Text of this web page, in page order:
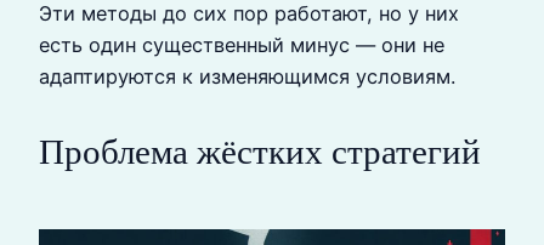
Эти методы до сих пор работают, но у них
есть один существенный минус — они не
адаптируются к изменяющимся условиям.
Проблема жёстких стратегий